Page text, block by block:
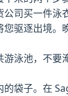
公司买一件泳
您驱逐出境。
游泳池，不要
的袋子。在